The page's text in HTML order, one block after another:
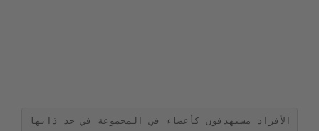
الأفراد مستهدفون كأعضاء في المجموعة في حد ذاتها.